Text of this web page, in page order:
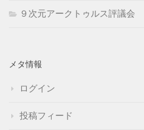
９次元アークトゥルス評議会
メタ情報
ログイン
投稿フィード